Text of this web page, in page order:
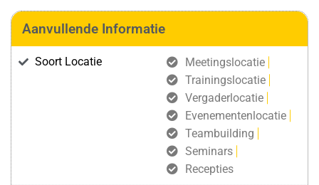
Aanvullende Informatie
Soort Locatie
Meetingslocatie
Trainingslocatie
Vergaderlocatie
Evenementenlocatie
Teambuilding
Seminars
Recepties